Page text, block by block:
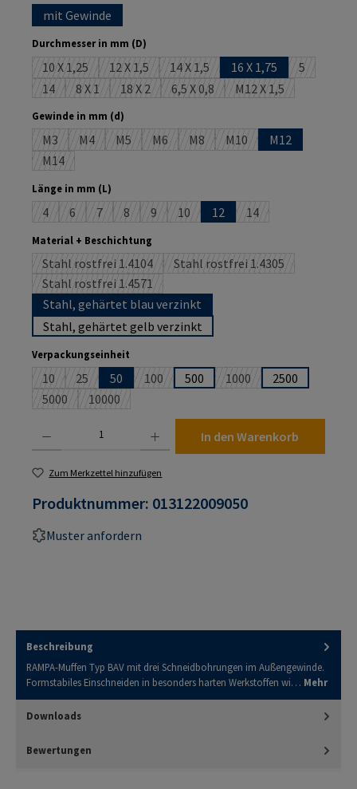
mit Gewinde
Durchmesser in mm (D)
10 X 1,25(Diese Option ist zurzeit nicht verfügbar.)
12 X 1,5(Diese Option ist zurzeit nicht verfügbar.)
14 X 1,5(Diese Option ist zurzeit nicht
16 X 1,75 5(Diese
14(Diese Option ist zurzeit nicht verfügbar.)
8 X 1(Diese Option ist zurzeit nicht verfügbar.)
18 X 2(Diese Option ist zurzeit nicht verfügbar.)
6,5 X 0,8(Diese Option ist zurzeit nicht
M12 X 1,5(Diese Option ist
Gewinde in mm (d)
M3(Diese Option ist zurzeit nicht verfügbar.)
M4(Diese Option ist zurzeit nicht verfügbar.)
M5(Diese Option ist zurzeit nicht verfügbar.)
M6(Diese Option ist zurzeit nicht verfügbar.)
M8(Diese Option ist zurzeit nicht
M10(Diese Option ist zurzeit
M12
M14(Diese Option ist zurzeit nicht verfügbar.)
Länge in mm (L)
4(Diese Option ist zurzeit nicht verfügbar.)
6(Diese Option ist zurzeit nicht verfügbar.)
7(Diese Option ist zurzeit nicht verfügbar.)
8(Diese Option ist zurzeit nicht verfügbar.)
9(Diese Option ist zurzeit nicht verfügbar.)
10(Diese Option ist zurzeit nicht
12 14(Diese Option ist
Material + Beschichtung
Stahl rostfrei 1.4104(Diese Option ist zurzeit nicht verfügbar.)
Stahl rostfrei 1.4305(Diese Option ist zurzeit
Stahl rostfrei 1.4571(Diese Option ist zurzeit nicht verfügbar.)
Stahl, gehärtet blau verzinkt
Stahl, gehärtet gelb verzinkt
Verpackungseinheit
10(Diese Option ist zurzeit nicht verfügbar.)
25(Diese Option ist zurzeit nicht verfügbar.)
50 100(Diese Option ist zurzeit nicht verfügbar.)
500 1000(Diese Option ist zurzeit
2500
5000(Diese Option ist zurzeit nicht verfügbar.)
10000(Diese Option ist zurzeit nicht verfügbar.)
In den Warenkorb
Zum Merkzettel hinzufügen
Produktnummer: 013122009050
Muster anfordern
Beschreibung
RAMPA-Muffen Typ BAV mit drei Schneidbohrungen im Außengewinde.
Formstabiles Einschneiden in besonders harten Werkstoffen wi… Mehr
Downloads
Bewertungen